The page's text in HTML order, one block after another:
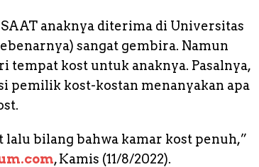
a
il
p
y
L
i
k
a
r
e
SAAT anaknya diterima di Universitas
sangat gembira. Namun
tempat kost untuk anaknya. Pasalnya,
pemilik kost-kostan menanyakan apa
bilang bahwa kamar kost penuh,”
, Kamis (11/8/2022).